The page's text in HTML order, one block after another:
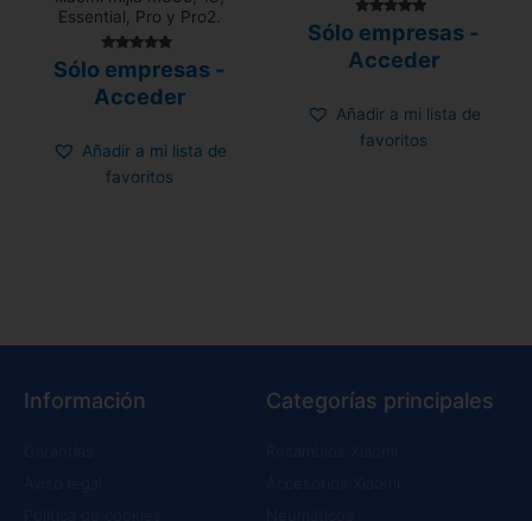
Essential, Pro y Pro2.
con
de 5
Sólo empresas -
Acceder
Añadir a mi lista de
favoritos
5.00
Sólo empresas -
Acceder
Añadir a mi lista de
favoritos
Información Categorías principales